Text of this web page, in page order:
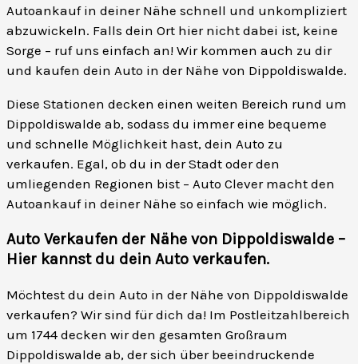
Autoankauf in deiner Nähe schnell und unkompliziert
abzuwickeln. Falls dein Ort hier nicht dabei ist, keine
Sorge – ruf uns einfach an! Wir kommen auch zu dir
und kaufen dein Auto in der Nähe von Dippoldiswalde.
Diese Stationen decken einen weiten Bereich rund um
Dippoldiswalde ab, sodass du immer eine bequeme
und schnelle Möglichkeit hast, dein Auto zu
verkaufen. Egal, ob du in der Stadt oder den
umliegenden Regionen bist – Auto Clever macht den
Autoankauf in deiner Nähe so einfach wie möglich.
Auto Verkaufen der Nähe von Dippoldiswalde –
Hier kannst du dein Auto verkaufen.
Möchtest du dein Auto in der Nähe von Dippoldiswalde
verkaufen? Wir sind für dich da! Im Postleitzahlbereich
um 1744 decken wir den gesamten Großraum
Dippoldiswalde ab, der sich über beeindruckende